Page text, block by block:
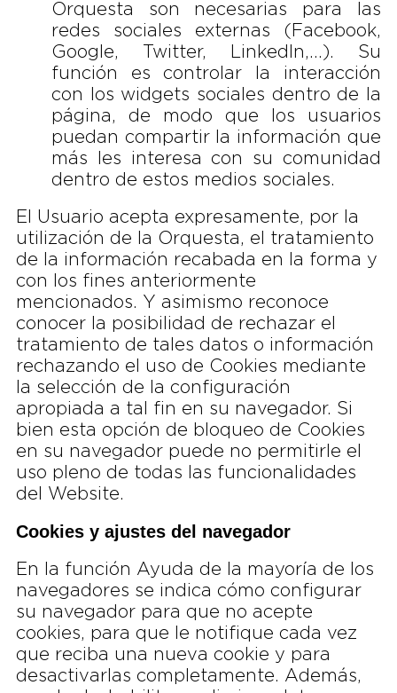
Orquesta son necesarias para las
redes sociales externas (Facebook,
Google, Twitter, LinkedIn,…). Su
función es controlar la interacción
con los widgets sociales dentro de la
página, de modo que los usuarios
puedan compartir la información que
más les interesa con su comunidad
dentro de estos medios sociales.
El Usuario acepta expresamente, por la
utilización de la Orquesta, el tratamiento
de la información recabada en la forma y
con los fines anteriormente
mencionados. Y asimismo reconoce
conocer la posibilidad de rechazar el
tratamiento de tales datos o información
rechazando el uso de Cookies mediante
la selección de la configuración
apropiada a tal fin en su navegador. Si
bien esta opción de bloqueo de Cookies
en su navegador puede no permitirle el
uso pleno de todas las funcionalidades
del Website.
Cookies y ajustes del navegador
En la función Ayuda de la mayoría de los
navegadores se indica cómo configurar
su navegador para que no acepte
cookies, para que le notifique cada vez
que reciba una nueva cookie y para
desactivarlas completamente. Además,